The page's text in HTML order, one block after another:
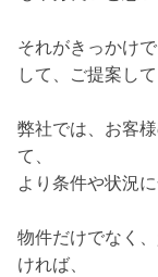
それがきっかけ
して、ご提案し
弊社では、お客
て、
より条件や状況
物件だけでなく
ければ、